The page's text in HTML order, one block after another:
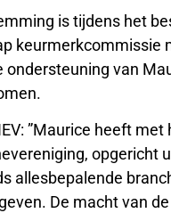
is tijdens het
keurmerkcommissie
ondersteuning van
”Maurice heeft
opgericht
allesbepalende
De macht van